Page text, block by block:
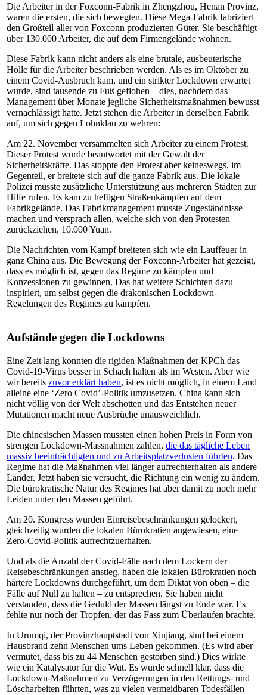
Die Arbeiter in der Foxconn-Fabrik in Zhengzhou, Henan Provinz,
waren die ersten, die sich bewegten. Diese Mega-Fabrik fabriziert
den Großteil aller von Foxconn produzierten Güter. Sie beschäftigt
über 130.000 Arbeiter, die auf dem Firmengelände wohnen.
Diese Fabrik kann nicht anders als eine brutale, ausbeuterische
Hölle für die Arbeiter beschrieben werden. Als es im Oktober zu
einem Covid-Ausbruch kam, und ein strikter Lockdown erwartet
wurde, sind tausende zu Fuß geflohen – dies, nachdem das
Management über Monate jegliche Sicherheitsmaßnahmen bewusst
vernachlässigt hatte. Jetzt stehen die Arbeiter in derselben Fabrik
auf, um sich gegen Lohnklau zu wehren:
Am 22. November versammelten sich Arbeiter zu einem Protest.
Dieser Protest wurde beantwortet mit der Gewalt der
Sicherheitskräfte. Das stoppte den Protest aber keineswegs, im
Gegenteil, er breitete sich auf die ganze Fabrik aus. Die lokale
Polizei musste zusätzliche Unterstützung aus mehreren Städten zur
Hilfe rufen. Es kam zu heftigen Straßenkämpfen auf dem
Fabrikgelände. Das Fabrikmanagement musste Zugeständnisse
machen und versprach allen, welche sich von den Protesten
zurückziehen, 10.000 Yuan.
Die Nachrichten vom Kampf breiteten sich wie ein Lauffeuer in
ganz China aus. Die Bewegung der Foxconn-Arbeiter hat gezeigt,
dass es möglich ist, gegen das Regime zu kämpfen und
Konzessionen zu gewinnen. Das hat weitere Schichten dazu
inspiriert, um selbst gegen die drakonischen Lockdown-
Regelungen des Regimes zu kämpfen.
Aufstände gegen die Lockdowns
Eine Zeit lang konnten die rigiden Maßnahmen der KPCh das
Covid-19-Virus besser in Schach halten als im Westen. Aber wie
wir bereits zuvor erklärt haben, ist es nicht möglich, in einem Land
alleine eine ‘Zero Covid’-Politik umzusetzen. China kann sich
nicht völlig von der Welt abschotten und das Entstehen neuer
Mutationen macht neue Ausbrüche unausweichlich.
Die chinesischen Massen mussten einen hohen Preis in Form von
strengen Lockdown-Massnahmen zahlen, die das tägliche Leben
massiv beeinträchtigten und zu Arbeitsplatzverlusten führten. Das
Regime hat die Maßnahmen viel länger aufrechterhalten als andere
Länder. Jetzt haben sie versucht, die Richtung ein wenig zu ändern.
Die bürokratische Natur des Regimes hat aber damit zu noch mehr
Leiden unter den Massen geführt.
Am 20. Kongress wurden Einreisebeschränkungen gelockert,
gleichzeitig wurden die lokalen Bürokratien angewiesen, eine
Zero-Covid-Politik aufrechtzuerhalten.
Und als die Anzahl der Covid-Fälle nach dem Lockern der
Reisebeschränkungen anstieg, haben die lokalen Bürokratien noch
härtere Lockdowns durchgeführt, um dem Diktat von oben – die
Fälle auf Null zu halten – zu entsprechen. Sie haben nicht
verstanden, dass die Geduld der Massen längst zu Ende war. Es
fehlte nur noch der Tropfen, der das Fass zum Überlaufen brachte.
In Urumqi, der Provinzhauptstadt von Xinjiang, sind bei einem
Hausbrand zehn Menschen ums Leben gekommen. (Es wird aber
vermutet, dass bis zu 44 Menschen gestorben sind.) Dies wirkte
wie ein Katalysator für die Wut. Es wurde schnell klar, dass die
Lockdown-Maßnahmen zu Verzögerungen in den Rettungs- und
Löscharbeiten führten, was zu vielen vermeidbaren Todesfällen